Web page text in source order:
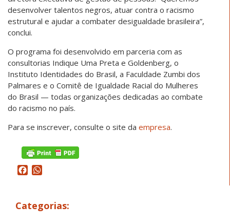
desenvolver talentos negros, atuar contra o racismo
estrutural e ajudar a combater desigualdade brasileira”,
conclui.
O programa foi desenvolvido em parceria com as
consultorias Indique Uma Preta e Goldenberg, o
Instituto Identidades do Brasil, a Faculdade Zumbi dos
Palmares e o Comitê de Igualdade Racial do Mulheres
do Brasil — todas organizações dedicadas ao combate
do racismo no país.
Para se inscrever, consulte o site da empresa.
Facebook
Categorias: